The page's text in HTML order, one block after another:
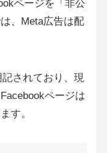
ページを「非公
、Meta広告は配
されており、現
ページは
す。